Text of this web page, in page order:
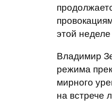
этой
Владимир
режима
мирного
на встрече